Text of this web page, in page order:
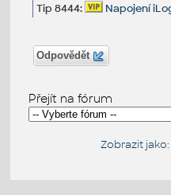
Tip 8444:
Napojení
Odpovědět
Přejít na fórum
Zobrazit jako: